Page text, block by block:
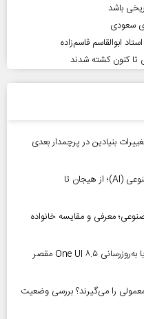
باشد
سعودی
ابوالقاسم قاسم‌زاده
از تغییرات بنیادین در پرچمدار بعدی
رشد خیره‌کننده بازار توکن‌های هوش مصنوعی (AI)؛ از هیجان تا
معرفی و مقایسه خانواده
بحران باتری در گوشی‌های سامسونگ؛ آیا به‌روزرسانی One UI ۸.۵ مقصر
را می‌گیرند؟ بررسی وضعیت